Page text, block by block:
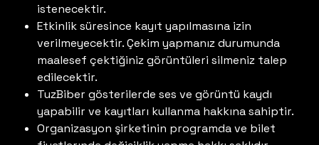
istenecektir.
Etkinlik süresince kayıt yapılmasına izin
verilmeyecektir. Çekim yapmanız durumunda
maalesef çektiğiniz görüntüleri silmeniz talep
edilecektir.
TuzBiber gösterilerde ses ve görüntü kaydı
yapabilir ve kayıtları kullanma hakkına sahiptir.
Organizasyon şirketinin programda ve bilet